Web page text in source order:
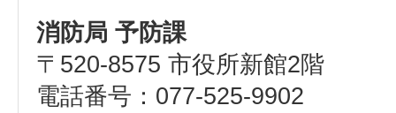
消防局 予防課
〒520-8575 市役所新館2階
電話番号：077-525-9902